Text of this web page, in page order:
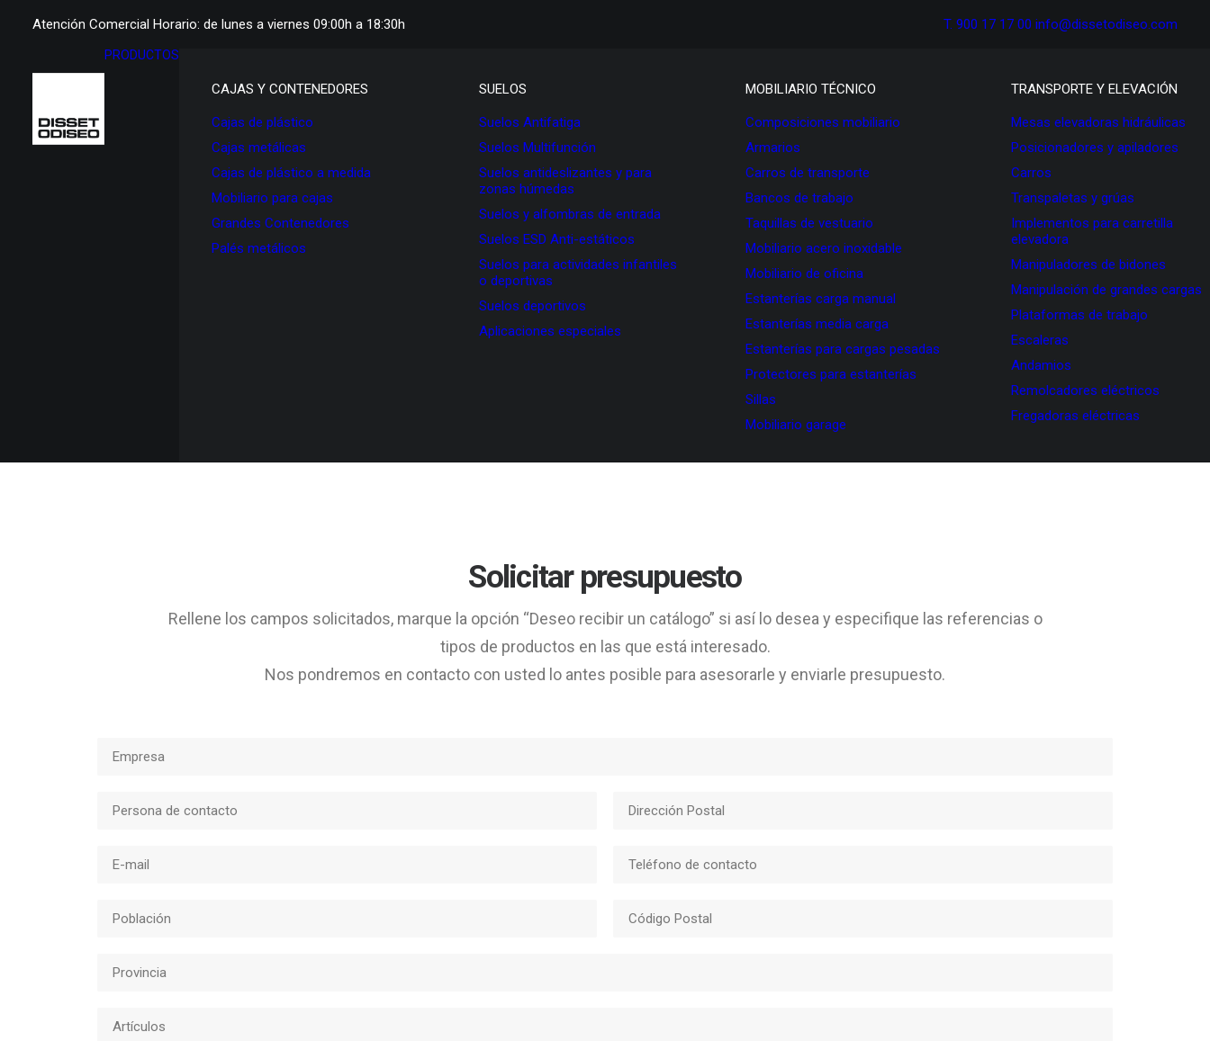
Atención Comercial Horario: de lunes a viernes 09:00h a 18:30h T. 900 17 17 00 info@dissetodiseo.com
PRODUCTOS
CAJAS Y CONTENEDORES
Cajas de plástico
Cajas metálicas
Cajas de plástico a medida
Mobiliario para cajas
Grandes Contenedores
Palés metálicos
SUELOS
Suelos Antifatiga
Suelos Multifunción
Suelos antideslizantes y para
zonas húmedas
Suelos y alfombras de entrada
Suelos ESD Anti-estáticos
Suelos para actividades infantiles
o deportivas
Suelos deportivos
Aplicaciones especiales
MOBILIARIO TÉCNICO
Composiciones mobiliario
Armarios
Carros de transporte
Bancos de trabajo
Taquillas de vestuario
Mobiliario acero inoxidable
Mobiliario de oficina
Estanterías carga manual
Estanterías media carga
Estanterías para cargas pesadas
Protectores para estanterías
Sillas
Mobiliario garage
TRANSPORTE Y ELEVACIÓN
Mesas elevadoras hidráulicas
Posicionadores y apiladores
Carros
Transpaletas y grúas
Implementos para carretilla
elevadora
Manipuladores de bidones
Manipulación de grandes cargas
Plataformas de trabajo
Escaleras
Andamios
Remolcadores eléctricos
Fregadoras eléctricas
Solicitar presupuesto
Rellene los campos solicitados, marque la opción “Deseo recibir un catálogo” si así lo desea y especifique las referencias o
tipos de productos en las que está interesado.
Nos pondremos en contacto con usted lo antes posible para asesorarle y enviarle presupuesto.